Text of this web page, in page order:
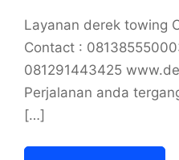
Layanan derek towing
Contact :
081291443425
Perjalanan anda
[…]